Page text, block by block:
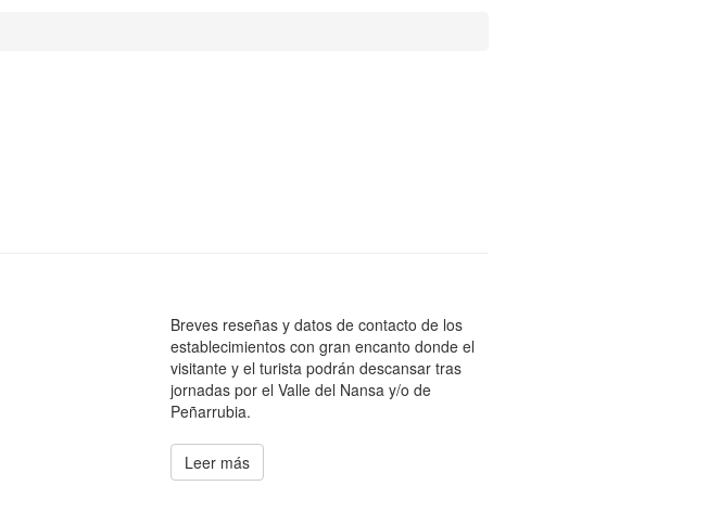
Breves reseñas y datos de contacto de los
establecimientos con gran encanto donde el
visitante y el turista podrán descansar tras
jornadas por el Valle del Nansa y/o de
Peñarrubia.
Leer más